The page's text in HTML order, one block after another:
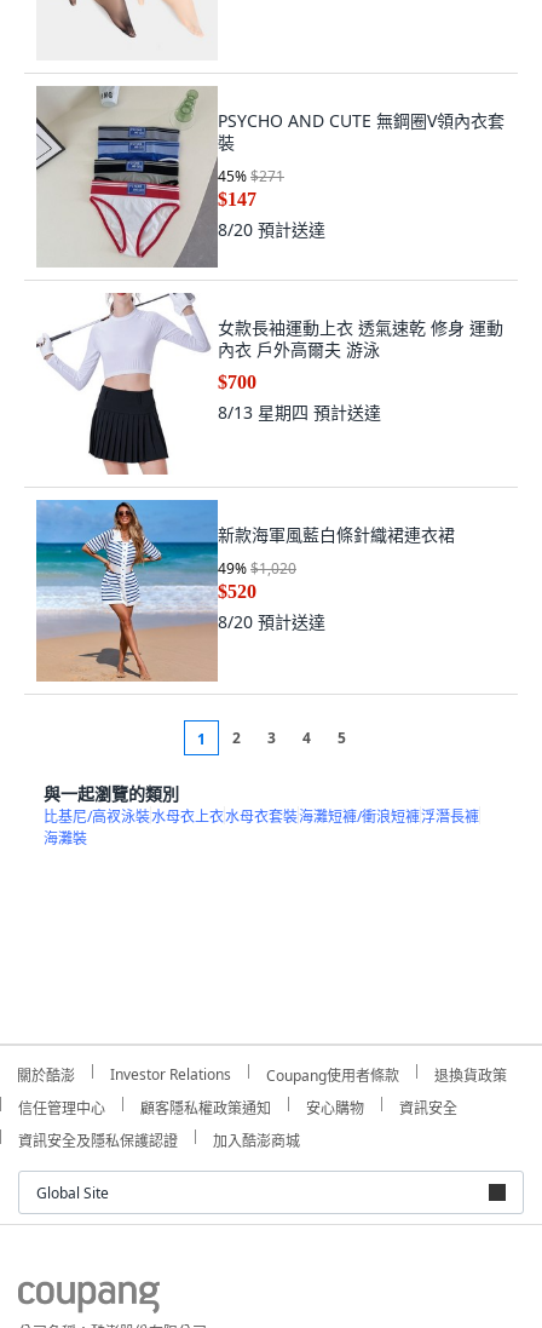
PSYCHO AND CUTE 無鋼圈V領內衣套
裝
45%$271
$147
8/20 預計送達
女款長袖運動上衣 透氣速乾 修身 運動
內衣 戶外高爾夫 游泳
$700
8/13 星期四 預計送達
新款海軍風藍白條針織裙連衣裙
49%$1,020
$520
8/20 預計送達
1 2 3 4 5
與一起瀏覽的類別
比基尼/高衩泳裝水母衣上衣水母衣套裝海灘短褲/衝浪短褲浮潛長褲
海灘裝
關於酷澎 Investor Relations Coupang使用者條款
退換貨政策
信任管理中心
顧客隱私權政策通知 安心購物
資訊安全
資訊安全及隱私保護認證
加入酷澎商城
Global Site